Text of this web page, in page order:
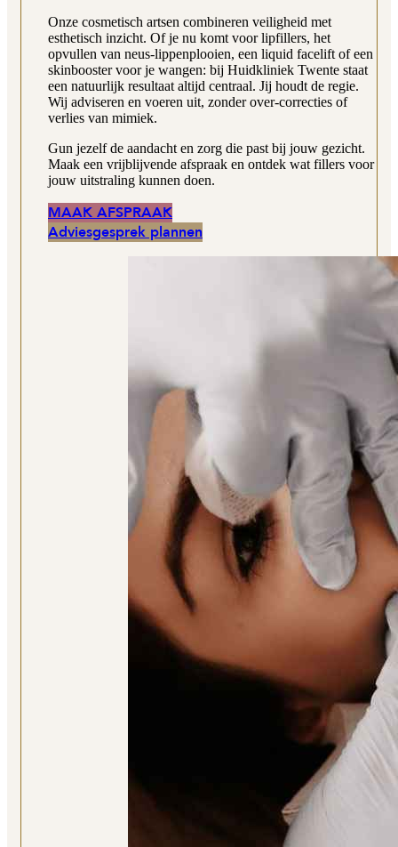
Onze cosmetisch artsen combineren veiligheid met
esthetisch inzicht. Of je nu komt voor lipfillers, het
opvullen van neus-lippenplooien, een liquid facelift of een
skinbooster voor je wangen: bij Huidkliniek Twente staat
een natuurlijk resultaat altijd centraal. Jij houdt de regie.
Wij adviseren en voeren uit, zonder over-correcties of
verlies van mimiek.
Gun jezelf de aandacht en zorg die past bij jouw gezicht.
Maak een vrijblijvende afspraak en ontdek wat fillers voor
jouw uitstraling kunnen doen.
MAAK AFSPRAAK
Adviesgesprek plannen